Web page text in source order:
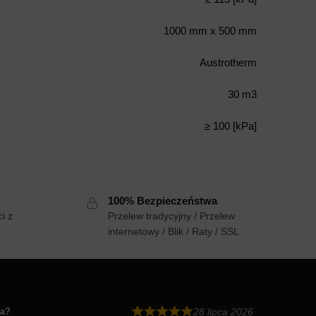
1000 mm x 500 mm
Austrotherm
30 m3
≥ 100 [kPa]
z
100% Bezpieczeństwa
Przelew tradycyjny / Przelew
internetowy / Blik / Raty / SSL
28 lipca 2026